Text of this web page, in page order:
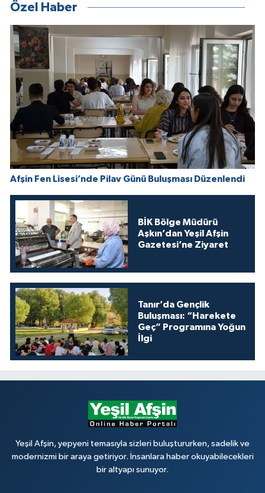
Özel Haber
Afşin Fen Lisesi’nde Pilav Günü Buluşması Düzenlendi
BİK Bölge Müdürü
Aşkın’dan Yeşil Afşin
Gazetesi’ne Ziyaret
Tanır’da Gençlik
Buluşması: “Harekete
Geç” Programına Yoğun
İlgi
Yeşil Afşin, yepyeni temasıyla sizleri buluştururken, sadelik ve
modernizmi bir araya getiriyor. İnsanlara haber okuyabilecekleri
bir altyapı sunuyor.